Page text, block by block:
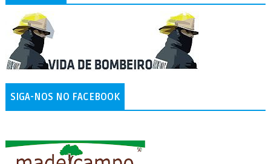
SIGA-NOS NO FACEBOOK